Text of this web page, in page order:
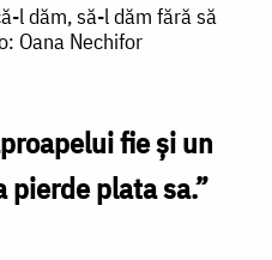
l dăm, să-l dăm fără să
Oana Nechifor
fie și un
pierde plata sa.”